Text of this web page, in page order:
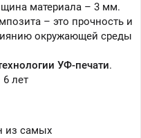
материала – 3 мм.
– это прочность и
окружающей среды
УФ-печати.
лет
из самых